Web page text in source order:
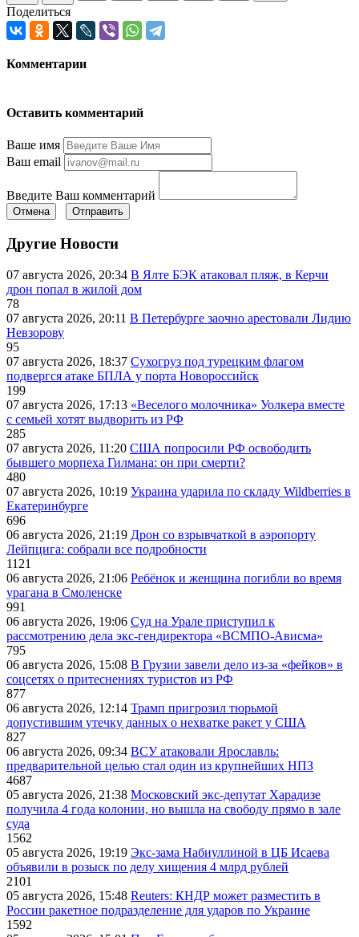
Поделиться
Комментарии
Оставить комментарий
Ваше имя
Ваш email
Введите Ваш комментарий
Отмена Отправить
Другие Новости
07 августа 2026, 20:34 В Ялте БЭК атаковал пляж, в Керчи
дрон попал в жилой дом
78
07 августа 2026, 20:11 В Петербурге заочно арестовали Лидию
Невзорову
95
07 августа 2026, 18:37 Сухогруз под турецким флагом
подвергся атаке БПЛА у порта Новороссийск
199
07 августа 2026, 17:13 «Веселого молочника» Уолкера вместе
с семьей хотят выдворить из РФ
285
07 августа 2026, 11:20 США попросили РФ освободить
бывшего морпеха Гилмана: он при смерти?
480
07 августа 2026, 10:19 Украина ударила по складу Wildberries в
Екатеринбурге
696
06 августа 2026, 21:19 Дрон со взрывчаткой в аэропорту
Лейпцига: собрали все подробности
1121
06 августа 2026, 21:06 Ребёнок и женщина погибли во время
урагана в Смоленске
991
06 августа 2026, 19:06 Суд на Урале приступил к
рассмотрению дела экс-гендиректора «ВСМПО-Ависма»
795
06 августа 2026, 15:08 В Грузии завели дело из-за «фейков» в
соцсетях о притеснениях туристов из РФ
877
06 августа 2026, 12:14 Трамп пригрозил тюрьмой
допустившим утечку данных о нехватке ракет у США
827
06 августа 2026, 09:34 ВСУ атаковали Ярославль:
предварительной целью стал один из крупнейших НПЗ
4687
05 августа 2026, 21:38 Московский экс-депутат Харадизе
получила 4 года колонии, но вышла на свободу прямо в зале
суда
1562
05 августа 2026, 19:19 Экс-зама Набиуллиной в ЦБ Исаева
объявили в розыск по делу хищения 4 млрд рублей
2101
05 августа 2026, 15:48 Reuters: КНДР может разместить в
России ракетное подразделение для ударов по Украине
1592